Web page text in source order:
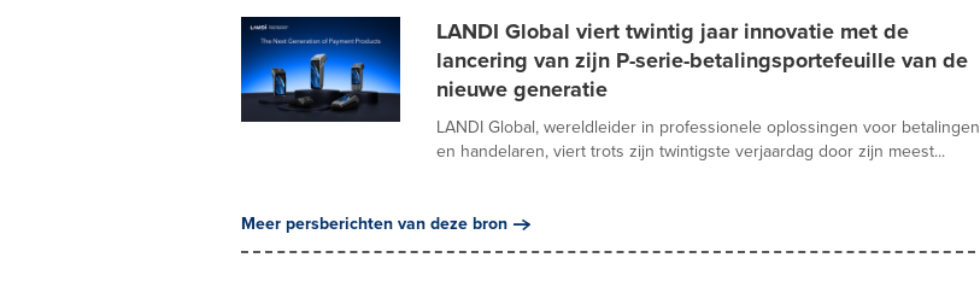
LANDI Global viert twintig jaar innovatie met de
lancering van zijn P-serie-betalingsportefeuille van de
nieuwe generatie
LANDI Global, wereldleider in professionele oplossingen voor betalingen
en handelaren, viert trots zijn twintigste verjaardag door zijn meest...
Meer persberichten van deze bron